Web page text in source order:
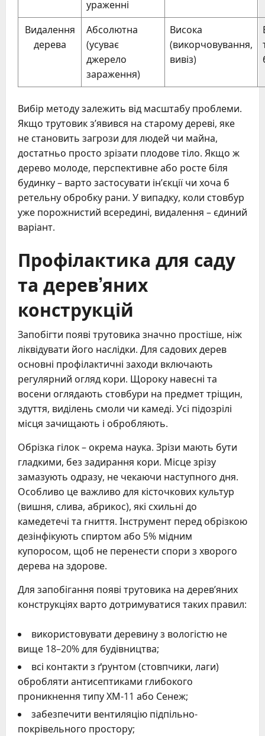
ураженні
Видалення
дерева
Абсолютна
(усуває
джерело
зараження)
Висока
(викорчовування,
вивіз)
Вибір методу залежить від масштабу проблеми.
Якщо трутовик з’явився на старому дереві, яке
не становить загрози для людей чи майна,
достатньо просто зрізати плодове тіло. Якщо ж
дерево молоде, перспективне або росте біля
будинку – варто застосувати ін’єкції чи хоча б
ретельну обробку рани. У випадку, коли стовбур
уже порожнистий всередині, видалення – єдиний
варіант.
Профілактика для саду
та дерев’яних
конструкцій
Запобігти появі трутовика значно простіше, ніж
ліквідувати його наслідки. Для садових дерев
основні профілактичні заходи включають
регулярний огляд кори. Щороку навесні та
восени оглядають стовбури на предмет тріщин,
здуття, виділень смоли чи камеді. Усі підозрілі
місця зачищають і обробляють.
Обрізка гілок – окрема наука. Зрізи мають бути
гладкими, без задирання кори. Місце зрізу
замазують одразу, не чекаючи наступного дня.
Особливо це важливо для кісточкових культур
(вишня, слива, абрикос), які схильні до
камедетечі та гниття. Інструмент перед обрізкою
дезінфікують спиртом або 5% мідним
купоросом, щоб не перенести спори з хворого
дерева на здорове.
Для запобігання появі трутовика на дерев’яних
конструкціях варто дотримуватися таких правил:
використовувати деревину з вологістю не
вище 18–20% для будівництва;
всі контакти з ґрунтом (стовпчики, лаги)
обробляти антисептиками глибокого
проникнення типу ХМ-11 або Сенеж;
забезпечити вентиляцію підпільно-
покрівельного простору;